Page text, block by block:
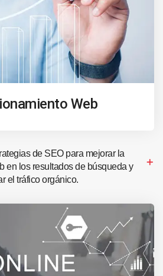
Web
de SEO para mejorar la
en los resultados de búsqueda y
el tráfico orgánico.